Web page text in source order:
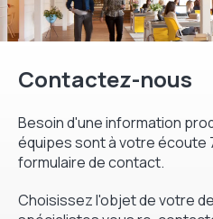
Contactez-nous
Besoin d'une information
équipes sont à votre écoute
formulaire de contact.
Choisissez l'objet de votre